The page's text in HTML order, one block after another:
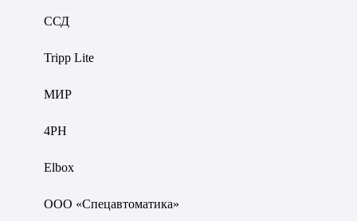
ССД
Tripp Lite
МИР
4PH
Elbox
ООО «Спецавтоматика»